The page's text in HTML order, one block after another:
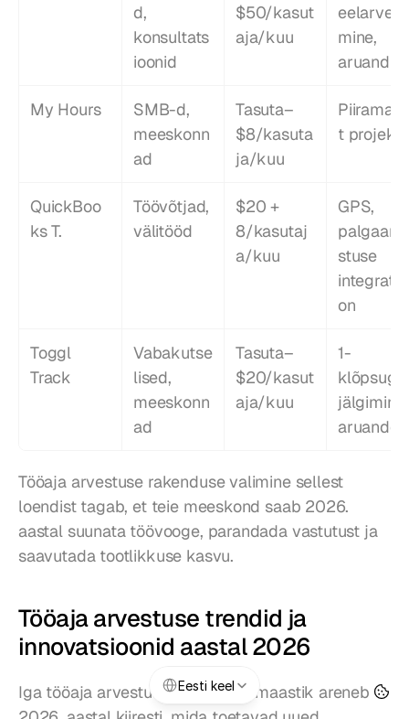
d,
konsultats
ioonid
$50/kasut
aja/kuu
mine,
My Hours
SMB-d,
meeskonn
ad
Tasuta–
$8/kasuta
ja/kuu
t
QuickBoo
ks T.
Töövõtjad,
välitööd
$20 +
8/kasutaj
a/kuu
GPS,
stuse
on
Toggl
Track
Vabakutse
lised,
meeskonn
ad
Tasuta–
$20/kasut
aja/kuu
1-
klõpsuga
jälgimine,
aruanded
Tööaja arvestuse rakenduse valimine sellest
loendist tagab, et teie meeskond saab 2026.
aastal suunata töövooge, parandada vastutust ja
saavutada tootlikkuse kasvu.
Tööaja arvestuse trendid ja
innovatsioonid aastal 2026
Iga tööaja arvestuse rakenduse maastik areneb
Eesti keel